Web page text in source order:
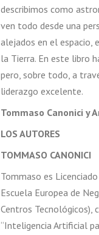
describimos como
ven todo desde una
alejados en el espacio,
la Tierra. En este libro
pero, sobre todo, a
liderazgo excelente.
Tommaso Canonici y
LOS AUTORES
TOMMASO CANONICI
Tommaso es
Escuela Europea de
Centros Tecnológicos),
“Inteligencia Artificial